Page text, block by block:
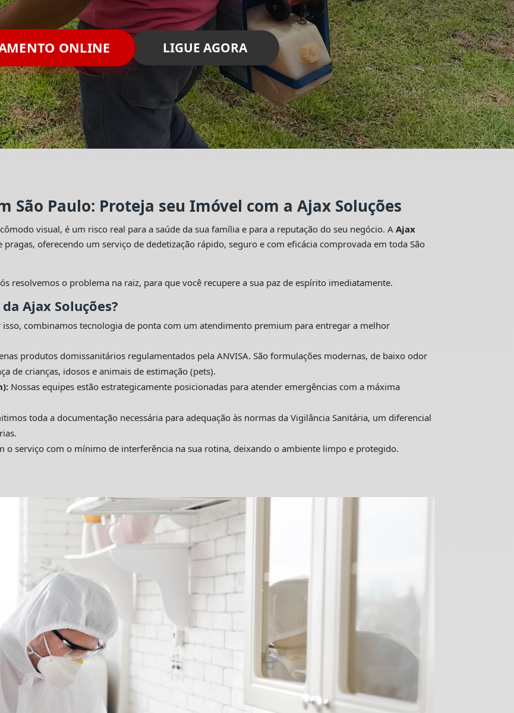
ONLINE LIGUE AGORA
São Paulo: Proteja seu Imóvel com a Ajax Soluções
visual, é um risco real para a saúde da sua família e para a reputação do seu negócio. AAjax
oferecendo um serviço de dedetização rápido, seguro e com eficácia comprovada em toda São
resolvemos o problema na raiz, para que você recupere a sua paz de espírito imediatamente.
Ajax Soluções?
combinamos tecnologia de ponta com um atendimento premium para entregar a melhor
produtos domissanitários regulamentados pela ANVISA. São formulações modernas, de baixo odor
de crianças, idosos e animais de estimação (pets).
Nossas equipes estão estrategicamente posicionadas para atender emergências com a máxima
toda a documentação necessária para adequação às normas da Vigilância Sanitária, um diferencial
o serviço com o mínimo de interferência na sua rotina, deixando o ambiente limpo e protegido.